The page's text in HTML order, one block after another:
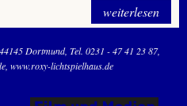
weiterlesen
44145 Dortmund Tel. 0231 - 47 41 23 87
www.roxy-lichtspielhaus.de